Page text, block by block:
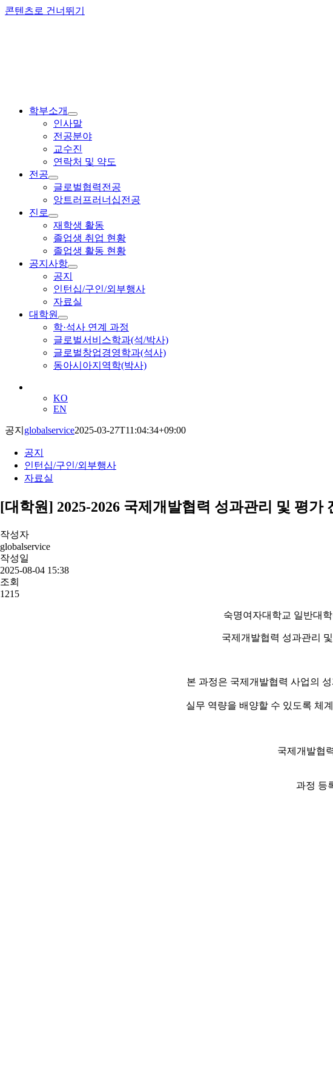
콘텐츠로 건너뛰기
학부소개
인사말
전공분야
교수진
연락처 및 약도
전공
글로벌협력전공
앙트러프러너십전공
진로
재학생 활동
졸업생 취업 현황
졸업생 활동 현황
공지사항
공지
인턴십/구인/외부행사
자료실
대학원
학·석사 연계 과정
글로벌서비스학과(석/박사)
글로벌창업경영학과(석사)
동아시아지역학(박사)
KO
EN
공지 globalservice2025-03-27T11:04:34+09:00
공지
인턴십/구인/외부행사
자료실
[대학원] 2025-2026 국제개발협력 성과관리 및 평가
작성자
globalservice
작성일
2025-08-04 15:38
조회
1215
숙명여자대학교 일반대
국제개발협력 성과관리
본 과정은 국제개발협력 사업의
실무 역량을 배양할 수 있도록 체
국제개발협
과정 등